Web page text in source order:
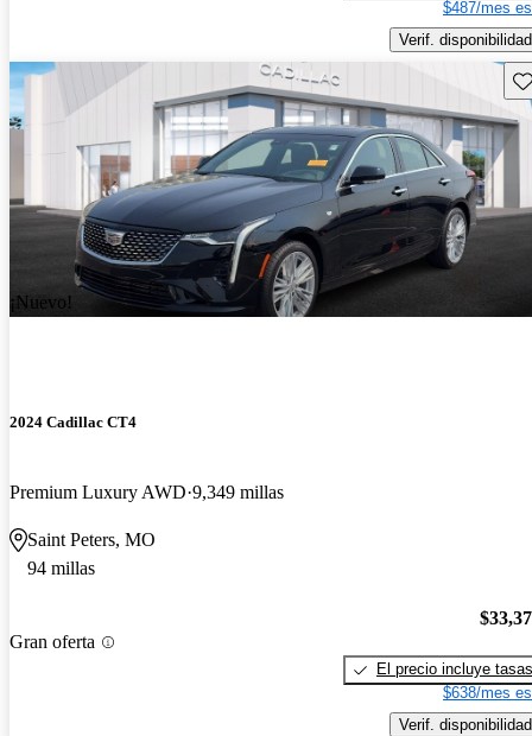
$487/mes
Verif. disponibilidad
¡Nuevo!
2024 Cadillac CT4
Premium Luxury AWD 9,349 millas
Saint Peters, MO
94 millas
Gran oferta
El precio incluye tasas
$638/mes
Verif. disponibilidad